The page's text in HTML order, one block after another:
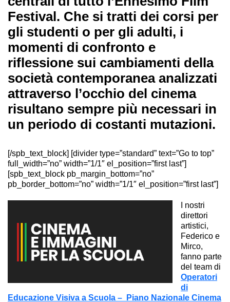
Festival. Che si tratti dei corsi per
gli studenti o per gli adulti, i
momenti di confronto e
riflessione sui cambiamenti della
società contemporanea analizzati
attraverso l’occhio del cinema
risultano sempre più necessari in
un periodo di costanti mutazioni.
[/spb_text_block] [divider type=”standard” text=”Go to top”
full_width=”no” width=”1/1″ el_position=”first last”]
[spb_text_block pb_margin_bottom=”no”
pb_border_bottom=”no” width=”1/1″ el_position=”first last”]
I nostri
direttori
artistici,
Federico e
Mirco,
fanno parte
del team di
Operatori
di
Educazione Visiva a Scuola – Piano Nazionale Cinema